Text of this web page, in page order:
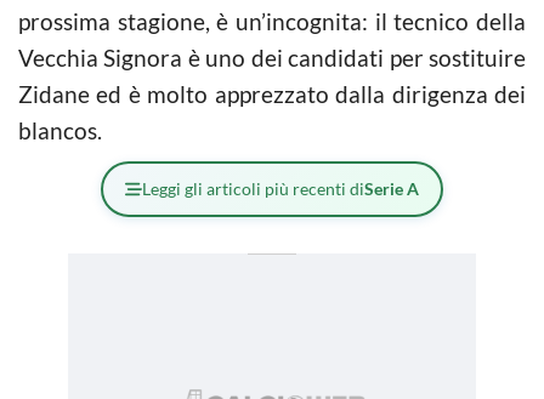
prossima stagione, è un’incognita: il tecnico della
Vecchia Signora è uno dei candidati per sostituire
Zidane ed è molto apprezzato dalla dirigenza dei
blancos.
Leggi gli articoli più recenti diSerie A